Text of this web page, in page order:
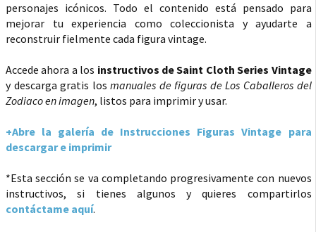
personajes icónicos. Todo el contenido está pensado para
mejorar tu experiencia como coleccionista y ayudarte a
reconstruir fielmente cada figura vintage.
Accede ahora a los instructivos de Saint Cloth Series Vintage
y descarga gratis losmanuales de figuras de Los Caballeros del
Zodiaco en imagen, listos para imprimir y usar.
+Abre la galería de Instrucciones Figuras Vintage para
descargar e imprimir
*Esta sección se va completando progresivamente con nuevos
instructivos, si tienes algunos y quieres compartirlos
contáctame aquí.